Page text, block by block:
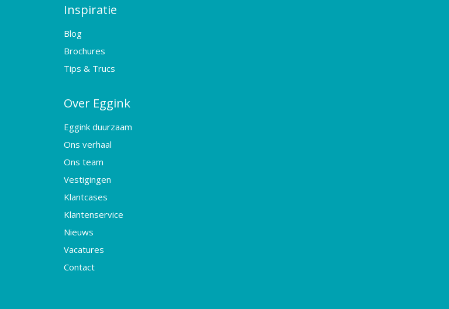
Inspiratie
Blog
Brochures
Tips & Trucs
Over Eggink
Eggink duurzaam
Ons verhaal
Ons team
Vestigingen
Klantcases
Klantenservice
Nieuws
Vacatures
Contact